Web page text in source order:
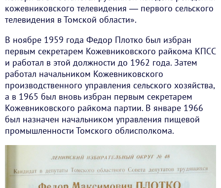
кожевниковского телевидения ― первого сельского
телевидения в Томской области».
В ноябре 1959 года Федор Плотко был избран
первым секретарем Кожевниковского райкома КПСС
и работал в этой должности до 1962 года. Затем
работал начальником Кожевниковского
производственного управления сельского хозяйства,
а в 1965 был вновь избран первым секретарем
Кожевниковского райкома партии. В январе 1966
был назначен начальником управления пищевой
промышленности Томского облисполкома.